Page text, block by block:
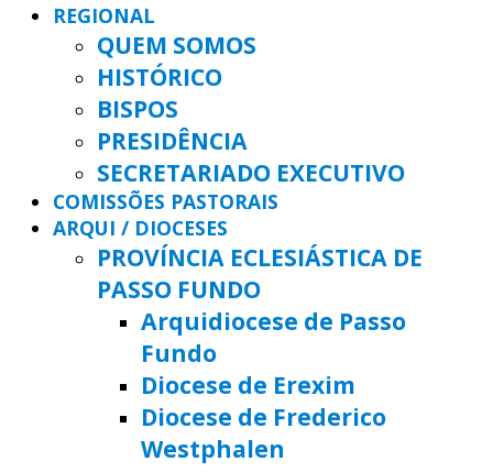
REGIONAL
QUEM SOMOS
HISTÓRICO
BISPOS
PRESIDÊNCIA
SECRETARIADO EXECUTIVO
COMISSÕES PASTORAIS
ARQUI / DIOCESES
PROVÍNCIA ECLESIÁSTICA DE
PASSO FUNDO
Arquidiocese de Passo
Fundo
Diocese de Erexim
Diocese de Frederico
Westphalen